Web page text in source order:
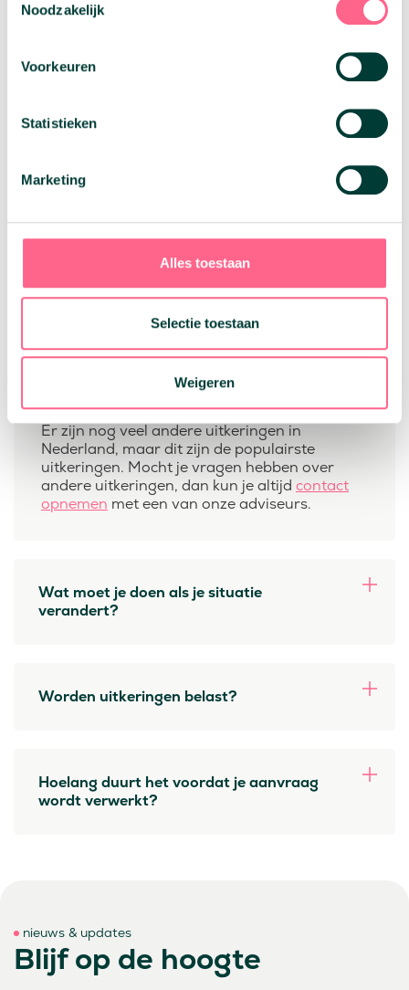
Noodzakelijk
Voorkeuren
Statistieken
Marketing
Alles toestaan
Selectie toestaan
Weigeren
Deze wordt verstrekt aan mensen die
Ouderdomspensioen (AOW)
: Dit is voor
hebben bereikt.
Nederlandse uitkering voor personen die
gedeeltelijk of volledig arbeidsongeschikt
beperking niet in staat zijn het
minimumloon te verdienen.
Nabestaandenuitkering: Dit is een
nabestaanden van de overleden
Er zijn nog veel andere uitkeringen in
Nederland, maar dit zijn de populairste
uitkeringen. Mocht je vragen hebben over
andere uitkeringen, dan kun je altijd contact
opnemen met een van onze adviseurs.
Wat moet je doen als je situatie
verandert?
Worden uitkeringen belast?
Hoelang duurt het voordat je aanvraag
wordt verwerkt?
nieuws & updates
Blijf op de hoogte